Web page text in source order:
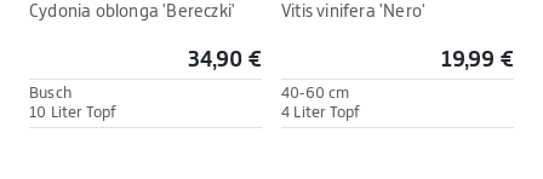
Cydonia oblonga 'Bereczki'
34,90 €
Busch
10 Liter Topf
Vitis vinifera 'Nero'
19,99 €
40-60 cm
4 Liter Topf